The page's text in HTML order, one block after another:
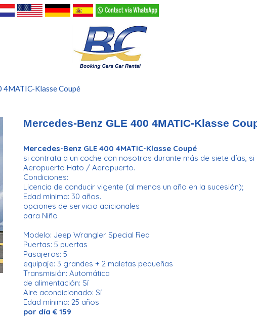
4MATIC-Klasse Coupé
Mercedes-Benz GLE 400 4MATIC-Klasse
Mercedes-Benz GLE 400 4MATIC-Klasse Coupé
si contrata a un coche con nosotros durante más de siete días,
Aeropuerto Hato / Aeropuerto.
Condiciones:
Licencia de conducir vigente (al menos un año en la sucesión);
Edad mínima: 30 años.
opciones de servicio adicionales
para Niño
Modelo: Jeep Wrangler Special Red
Puertas: 5 puertas
Pasajeros: 5
equipaje: 3 grandes + 2 maletas pequeñas
Transmisión: Automática
de alimentación: Sí
Aire acondicionado: Sí
Edad mínima: 25 años
por día € 159